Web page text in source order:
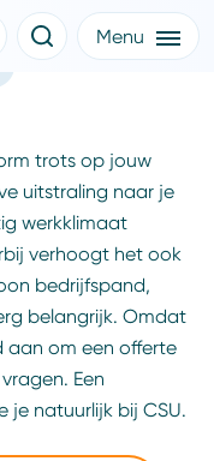
Menu
trots op jouw
uitstraling naar je
werkklimaat
verhoogt het ook
bedrijfspand,
belangrijk. Omdat
aan om een offerte
Een
natuurlijk bij CSU.